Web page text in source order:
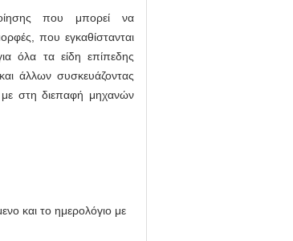
που μπορεί να
που εγκαθίστανται
όλα τα είδη επίπεδης
άλλων συσκευάζοντας
στη διεπαφή μηχανών
και το ημερολόγιο με